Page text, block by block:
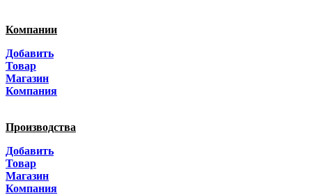
Компании
Добавить
Товар
Магазин
Компания
Производства
Добавить
Товар
Магазин
Компания